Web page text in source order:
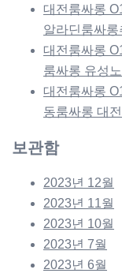
대전룸싸롱
알라딘룸싸롱
대전룸싸롱
룸싸롱 유성
대전룸싸롱
동룸싸롱 대
보관함
2023년 12월
2023년 11월
2023년 10월
2023년 7월
2023년 6월